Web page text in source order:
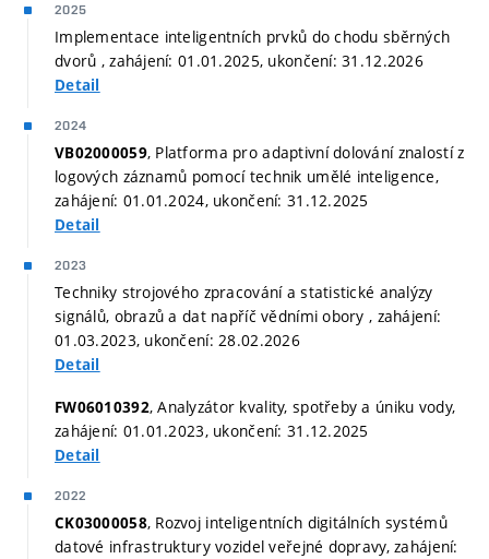
2025
Implementace inteligentních prvků do chodu sběrných
dvorů , zahájení: 01.01.2025, ukončení: 31.12.2026
Detail
2024
VB02000059, Platforma pro adaptivní dolování znalostí z
logových záznamů pomocí technik umělé inteligence,
zahájení: 01.01.2024, ukončení: 31.12.2025
Detail
2023
Techniky strojového zpracování a statistické analýzy
signálů, obrazů a dat napříč vědními obory , zahájení:
01.03.2023, ukončení: 28.02.2026
Detail
FW06010392, Analyzátor kvality, spotřeby a úniku vody,
zahájení: 01.01.2023, ukončení: 31.12.2025
Detail
2022
CK03000058, Rozvoj inteligentních digitálních systémů
datové infrastruktury vozidel veřejné dopravy, zahájení: